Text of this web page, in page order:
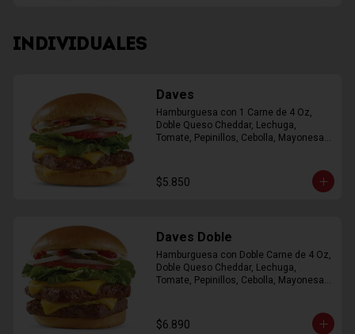
INDIVIDUALES
Daves
Hamburguesa con 1 Carne de 4 Oz,
Doble Queso Cheddar, Lechuga,
Tomate, Pepinillos, Cebolla, Mayonesa,
$5.850
Daves Doble
Hamburguesa con Doble Carne de 4 Oz,
Doble Queso Cheddar, Lechuga,
Tomate, Pepinillos, Cebolla, Mayonesa,
$6.890